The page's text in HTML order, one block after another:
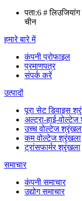
पता:6 # लिउजियांग
चीन
हमारे बारे में
कंपनी प्रोफाइल
प्रमाणपत्र
संपर्क करें
उत्पादों
पूरा सेट डिवाइस
अल्ट्रा-हाई-
उच्च वोल्टेज
कम वोल्टेज श्रृंखला
ट्रांसफार्मर श्रृंखला
समाचार
कंपनी समाचार
उद्योग समाचार